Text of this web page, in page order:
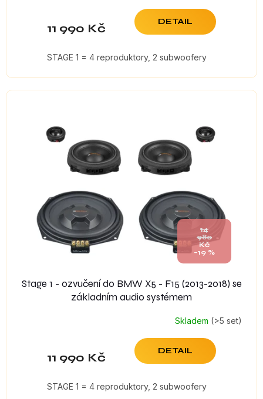
11 990 Kč DETAIL
STAGE 1 = 4 reproduktory, 2 subwoofery
14
980
Kč
–19 %
Stage 1 - ozvučení do BMW X5 - F15 (2013-2018) se
základním audio systémem
Skladem (>5 set)
11 990 Kč DETAIL
STAGE 1 = 4 reproduktory, 2 subwoofery